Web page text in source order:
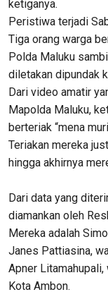
ketiganya.
Peristiwa terjadi
Tiga orang warga
Polda Maluku
diletakan dipundak
Dari video amatir
Mapolda Maluku,
berteriak “mena
Teriakan mereka
hingga akhirnya
Dari data yang
diamankan oleh
Mereka adalah
Janes Pattiasina,
Apner
Kota Ambon.